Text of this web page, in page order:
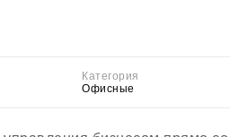
Категория
Офисные